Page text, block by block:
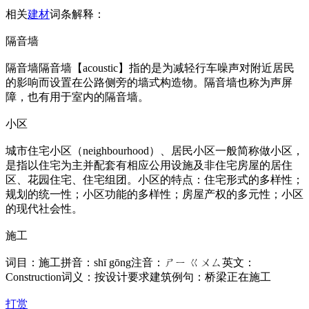
相关建材词条解释：
隔音墙
隔音墙隔音墙【acoustic】指的是为减轻行车噪声对附近居民
的影响而设置在公路侧旁的墙式构造物。隔音墙也称为声屏
障，也有用于室内的隔音墙。
小区
城市住宅小区（neighbourhood）、居民小区一般简称做小区，
是指以住宅为主并配套有相应公用设施及非住宅房屋的居住
区、花园住宅、住宅组团。小区的特点：住宅形式的多样性；
规划的统一性；小区功能的多样性；房屋产权的多元性；小区
的现代社会性。
施工
词目：施工拼音：shī gōng注音：ㄕㄧ ㄍㄨㄙ英文：
Construction词义：按设计要求建筑例句：桥梁正在施工
打赏